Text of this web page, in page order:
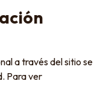
a través del sitio se
Para ver